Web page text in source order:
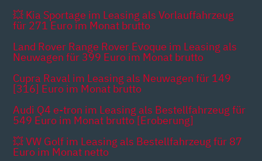
💥 Kia Sportage im Leasing als Vorlauffahrzeug
für 271 Euro im Monat brutto
Land Rover Range Rover Evoque im Leasing als
Neuwagen für 399 Euro im Monat brutto
Cupra Raval im Leasing als Neuwagen für 149
[316] Euro im Monat brutto
Audi Q4 e-tron im Leasing als Bestellfahrzeug für
549 Euro im Monat brutto [Eroberung]
💥 VW Golf im Leasing als Bestellfahrzeug für 87
Euro im Monat netto